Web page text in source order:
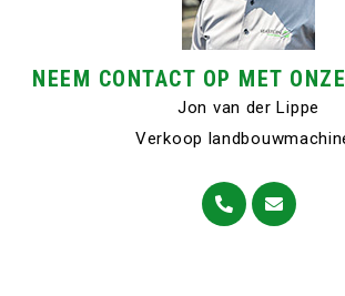
NEEM CONTACT OP MET
Jon van der Lippe
Verkoop